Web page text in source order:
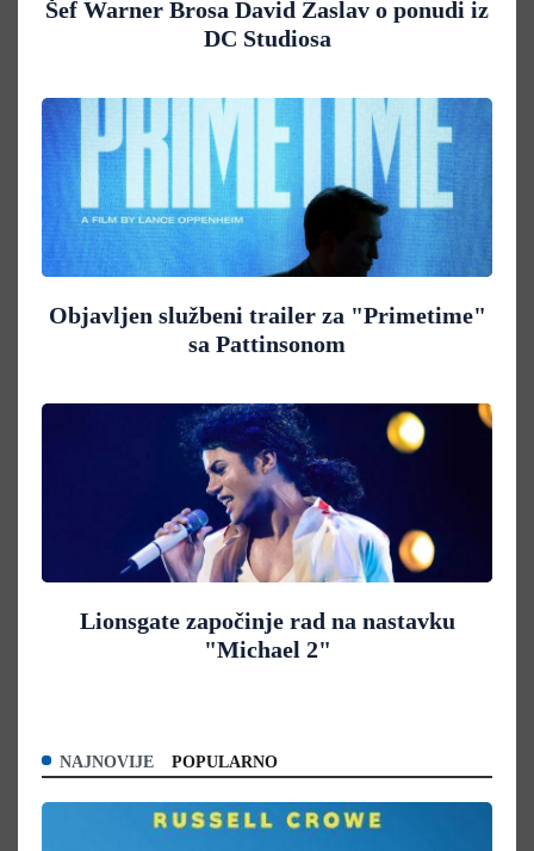
Šef Warner Brosa David Zaslav o ponudi iz
DC Studiosa
Objavljen službeni trailer za "Primetime"
sa Pattinsonom
Lionsgate započinje rad na nastavku
"Michael 2"
NAJNOVIJE POPULARNO